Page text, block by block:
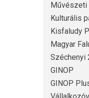
Művészeti
Kulturális
Kisfaludy
Magyar
Széchenyi
GINOP
GINOP